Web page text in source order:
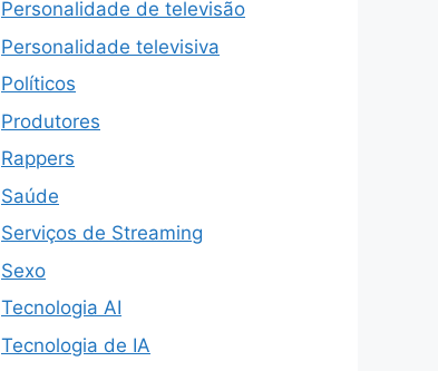
Personalidade de televisão
Personalidade televisiva
Políticos
Produtores
Rappers
Saúde
Serviços de Streaming
Sexo
Tecnologia AI
Tecnologia de IA